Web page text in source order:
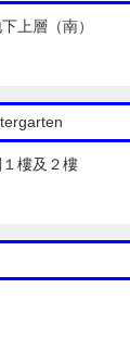
上層（南）
樓及２樓